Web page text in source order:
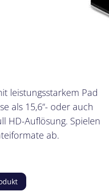
leistungsstarkem Pad
als 15,6“- oder auch
HD-Auflösung. Spielen
ab.